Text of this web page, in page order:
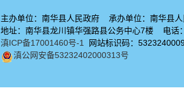
主办单位：南华县人民政府 承办单位：南华县人
地址：南华县龙川镇华强路县公务中心7楼 电
滇ICP备17001460号-1
网站标识码：
滇公网安备53232402000313号